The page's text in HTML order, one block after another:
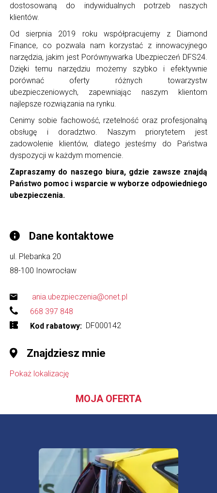
dostosowaną do indywidualnych potrzeb naszych
klientów.
Od sierpnia 2019 roku współpracujemy z Diamond
Finance, co pozwala nam korzystać z innowacyjnego
narzędzia, jakim jest Porównywarka Ubezpieczeń DFS24.
Dzięki temu narzędziu możemy szybko i efektywnie
porównać oferty różnych towarzystw
ubezpieczeniowych, zapewniając naszym klientom
najlepsze rozwiązania na rynku.
Cenimy sobie fachowość, rzetelność oraz profesjonalną
obsługę i doradztwo. Naszym priorytetem jest
zadowolenie klientów, dlatego jesteśmy do Państwa
dyspozycji w każdym momencie.
Zapraszamy do naszego biura, gdzie zawsze znajdą
Państwo pomoc i wsparcie w wyborze odpowiedniego
ubezpieczenia.
Dane kontaktowe
ul. Plebanka 20
88-100 Inowrocław
ania.ubezpieczenia@onet.pl
668 397 848
Kod rabatowy
DF000142
Znajdziesz mnie
Pokaż lokalizację
MOJA OFERTA